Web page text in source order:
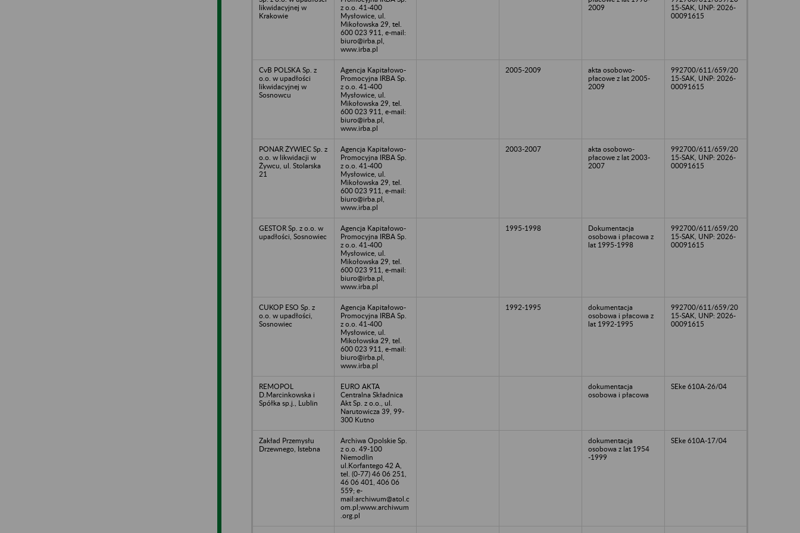
likwidacyjnej w
Krakowie
z o.o. 41-400
Mysłowice, ul.
Mikołowska 29, tel.
600 023 911, e-mail:
biuro@irba.pl,
www.irba.pl
2009
15-SAK, UNP: 2026-
00091615
CvB POLSKA Sp. z
o.o. w upadłości
likwidacyjnej w
Sosnowcu
Agencja Kapitałowo-
Promocyjna IRBA Sp.
z o.o. 41-400
Mysłowice, ul.
Mikołowska 29, tel.
600 023 911, e-mail:
biuro@irba.pl,
www.irba.pl
2005-2009
akta osobowo-
płacowe z lat 2005-
2009
992700/611/659/20
15-SAK, UNP: 2026-
00091615
PONAR ŻYWIEC Sp. z
o.o. w likwidacji w
Żywcu, ul. Stolarska
21
Agencja Kapitałowo-
Promocyjna IRBA Sp.
z o.o. 41-400
Mysłowice, ul.
Mikołowska 29, tel.
600 023 911, e-mail:
biuro@irba.pl,
www.irba.pl
2003-2007
akta osobowo-
płacowe z lat 2003-
2007
992700/611/659/20
15-SAK, UNP: 2026-
00091615
GESTOR Sp. z o.o. w
upadłości, Sosnowiec
Agencja Kapitałowo-
Promocyjna IRBA Sp.
z o.o. 41-400
Mysłowice, ul.
Mikołowska 29, tel.
600 023 911, e-mail:
biuro@irba.pl,
www.irba.pl
1995-1998
Dokumentacja
osobowa i płacowa z
lat 1995-1998
992700/611/659/20
15-SAK, UNP: 2026-
00091615
CUKOP ESO Sp. z
o.o. w upadłości,
Sosnowiec
Agencja Kapitałowo-
Promocyjna IRBA Sp.
z o.o. 41-400
Mysłowice, ul.
Mikołowska 29, tel.
600 023 911, e-mail:
biuro@irba.pl,
www.irba.pl
1992-1995
dokumentacja
osobowa i płacowa z
lat 1992-1995
992700/611/659/20
15-SAK, UNP: 2026-
00091615
REMOPOL
D.Marcinkowska i
Spółka sp.j., Lublin
EURO AKTA
Centralna Składnica
Akt Sp. z o.o., ul.
Narutowicza 39, 99-
300 Kutno
dokumentacja
osobowa i płacowa
SEke 610A-26/04
Zakład Przemysłu
Drzewnego, Istebna
Archiwa Opolskie Sp.
z o.o. 49-100
Niemodlin
ul.Korfantego 42 A,
tel. (0-77) 46 06 251,
46 06 401, 406 06
559; e-
mail:archiwum@atol.c
om.pl;www.archiwum
.org.pl
dokumentacja
osobowa z lat 1954
-1999
SEke 610A-17/04